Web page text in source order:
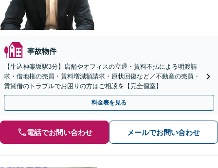
事故物件
【牛込神楽坂駅3分】店舗やオフィスの立退・賃料不払による明渡請
求・借地権の売買・賃料増減額請求・原状回復など／不動産の売買・
賃貸借のトラブルでお困りの方はご相談を【完全個室】
料金表を見る
電話でお問い合わせ メールでお問い合わせ